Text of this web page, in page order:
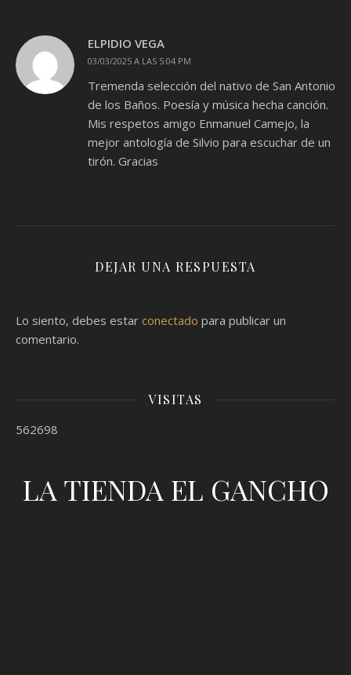
ELPIDIO VEGA
03/03/2025 A LAS 5:04 PM
Tremenda selección del nativo de San Antonio
de los Baños. Poesía y música hecha canción.
Mis respetos amigo Enmanuel Camejo, la
mejor antología de Silvio para escuchar de un
tirón. Gracias
DEJAR UNA RESPUESTA
Lo siento, debes estar conectado para publicar un
comentario.
VISITAS
562698
LA TIENDA EL GANCHO